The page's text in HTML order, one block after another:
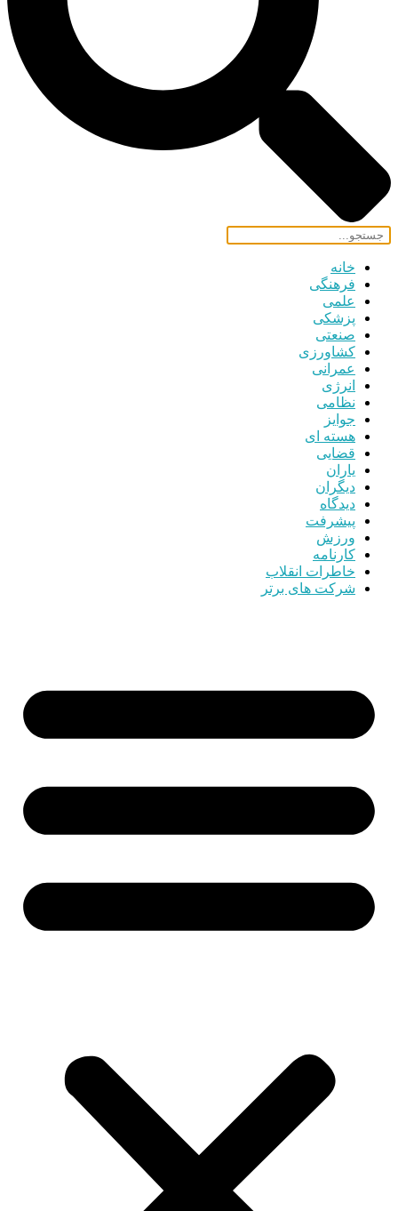
خانه
فرهنگی
علمی
پزشکی
صنعتی
کشاورزی
عمرانی
انرژی
نظامی
جوایز
هسته ای
قضایی
یاران
دیگران
دیدگاه
پیشرفت
ورزش
کارنامه
خاطرات انقلاب
شرکت های برتر